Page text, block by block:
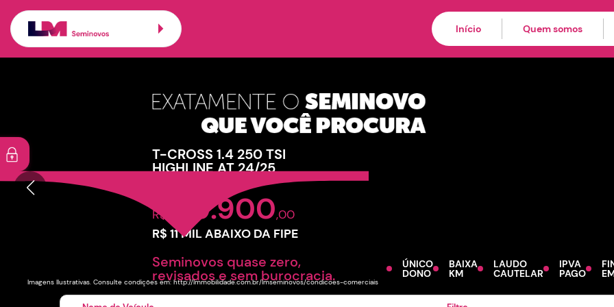
Carros seminovos de procedência
Início Quem somos
T-CROSS 1.4 250 TSI
HIGHLINE AT 24/25
R$ 129.900,00
R$ 11 MIL ABAIXO DA FIPE
Seminovos quase zero,
revisados e sem burocracia.
ÚNICO
DONO
BAIXA
KM
LAUDO
CAUTELAR
IPVA
PAGO
Imagens Ilustrativas. Consulte condições em: http://lmmobilidade.com.br/lmseminovos/condicoes-comerciais